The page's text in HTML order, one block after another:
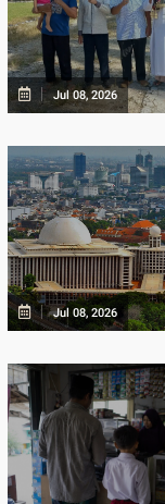
Jul 08, 2026
Jul 08, 2026